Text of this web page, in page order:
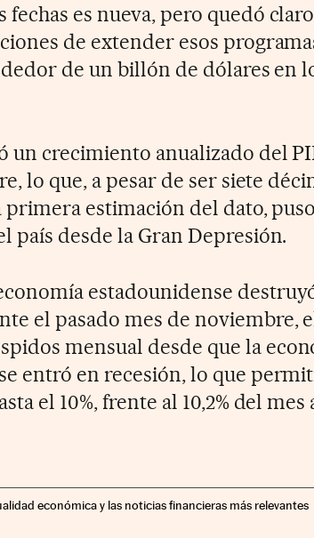
fechas es nueva, pero quedó
de extender esos
de un billón de dólares en
un crecimiento anualizado del
lo que, a pesar de ser siete
estimación del dato,
país desde la Gran Depresión.
estadounidense
el pasado mes de noviembre,
mensual desde que la
entró en recesión, lo que
el 10%, frente al 10,2% del
económica y las noticias financieras más relevantes